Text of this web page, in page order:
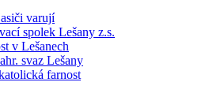
varují
spolek Lešany z.s.
v Lešanech
svaz Lešany
farnost